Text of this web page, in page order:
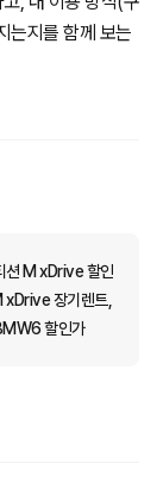
는지를 함께 보는
M xDrive 할인
장기렌트,
할인가